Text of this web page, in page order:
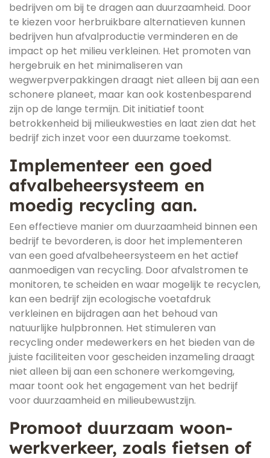
bedrijven om bij te dragen aan duurzaamheid. Door
te kiezen voor herbruikbare alternatieven kunnen
bedrijven hun afvalproductie verminderen en de
impact op het milieu verkleinen. Het promoten van
hergebruik en het minimaliseren van
wegwerpverpakkingen draagt niet alleen bij aan een
schonere planeet, maar kan ook kostenbesparend
zijn op de lange termijn. Dit initiatief toont
betrokkenheid bij milieukwesties en laat zien dat het
bedrijf zich inzet voor een duurzame toekomst.
Implementeer een goed
afvalbeheersysteem en
moedig recycling aan.
Een effectieve manier om duurzaamheid binnen een
bedrijf te bevorderen, is door het implementeren
van een goed afvalbeheersysteem en het actief
aanmoedigen van recycling. Door afvalstromen te
monitoren, te scheiden en waar mogelijk te recyclen,
kan een bedrijf zijn ecologische voetafdruk
verkleinen en bijdragen aan het behoud van
natuurlijke hulpbronnen. Het stimuleren van
recycling onder medewerkers en het bieden van de
juiste faciliteiten voor gescheiden inzameling draagt
niet alleen bij aan een schonere werkomgeving,
maar toont ook het engagement van het bedrijf
voor duurzaamheid en milieubewustzijn.
Promoot duurzaam woon-
werkverkeer, zoals fietsen of